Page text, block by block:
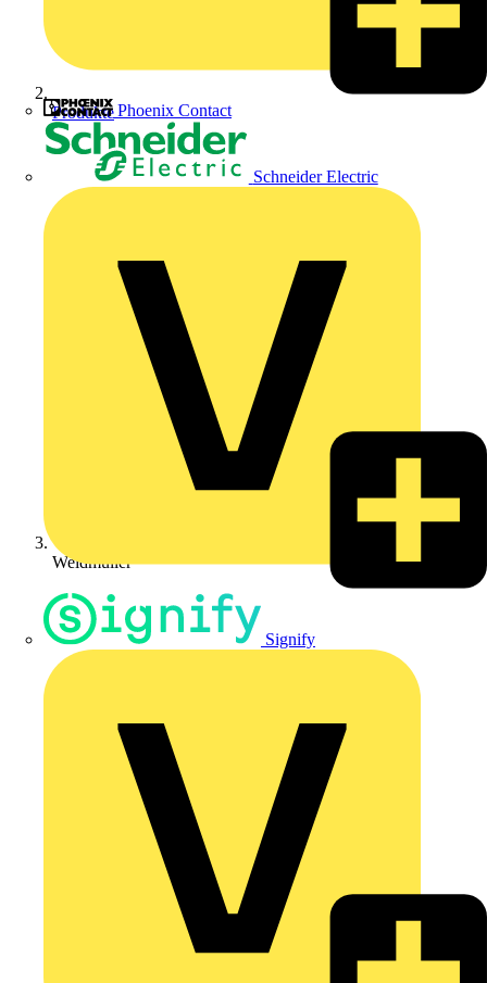
Phoenix Contact
Schneider Electric
Signify
Produkte
Weidmüller